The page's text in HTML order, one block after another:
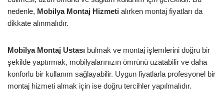
nedenle, Mobilya Montaj Hizmeti alırken montaj fiyatları da
dikkate alınmalıdır.
Mobilya Montaj Ustası bulmak ve montaj işlemlerini doğru bir
şekilde yaptırmak, mobilyalarınızın ömrünü uzatabilir ve daha
konforlu bir kullanım sağlayabilir. Uygun fiyatlarla profesyonel bir
montaj hizmeti almak için ise doğru tercihler yapılmalıdır.